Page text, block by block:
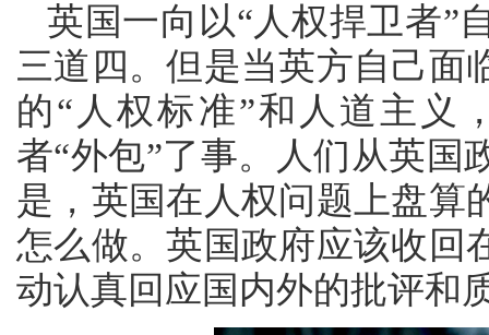
英国一向以“人权捍卫者”
三道四。但是当英方自己面
的“人权标准”和人道主义
者“外包”了事。人们从英国
是，英国在人权问题上盘算
怎么做。英国政府应该收回
动认真回应国内外的批评和